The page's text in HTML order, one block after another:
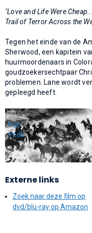
"Love and Life Were
Trail of Terror Across the
Tegen het einde van de
Sherwood, een kapitein
huurmoordenaars in
goudzoekersechtpaar
problemen. Lane wordt
gepleegd heeft.
Externe links
Zoek naar deze film op
dvd/blu-ray op Amazon